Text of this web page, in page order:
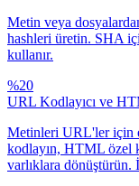
Metin veya
hashleri üretin. SHA
kullanır.
%20
URL Kodlayıcı ve
Metinleri URL'ler için
kodlayın, HTML özel
varlıklara dönüştürün.